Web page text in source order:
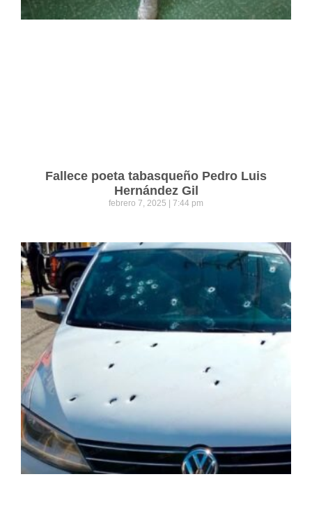
Fallece poeta tabasqueño Pedro Luis
Hernández Gil
febrero 7, 2025 7:44 pm